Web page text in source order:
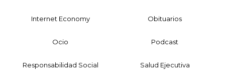
Internet Economy Obituarios
Ocio Podcast
Responsabilidad Social Salud Ejecutiva